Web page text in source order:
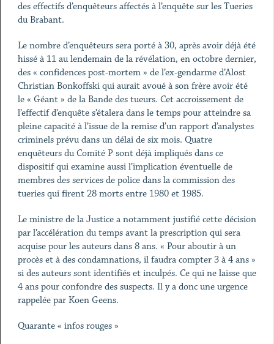
des effectifs d’enquêteurs affectés à l’enquête sur les Tueries
du Brabant.
Le nombre d’enquêteurs sera porté à 30, après avoir déjà été
hissé à 11 au lendemain de la révélation, en octobre dernier,
des « confidences post-mortem » de l’ex-gendarme d’Alost
Christian Bonkoffski qui aurait avoué à son frère avoir été
le « Géant » de la Bande des tueurs. Cet accroissement de
l’effectif d’enquête s’étalera dans le temps pour atteindre sa
pleine capacité à l’issue de la remise d’un rapport d’analystes
criminels prévu dans un délai de six mois. Quatre
enquêteurs du Comité P sont déjà impliqués dans ce
dispositif qui examine aussi l’implication éventuelle de
membres des services de police dans la commission des
tueries qui firent 28 morts entre 1980 et 1985.
Le ministre de la Justice a notamment justifié cette décision
par l’accélération du temps avant la prescription qui sera
acquise pour les auteurs dans 8 ans. « Pour aboutir à un
procès et à des condamnations, il faudra compter 3 à 4 ans »
si des auteurs sont identifiés et inculpés. Ce qui ne laisse que
4 ans pour confondre des suspects. Il y a donc une urgence
rappelée par Koen Geens.
Quarante « infos rouges »